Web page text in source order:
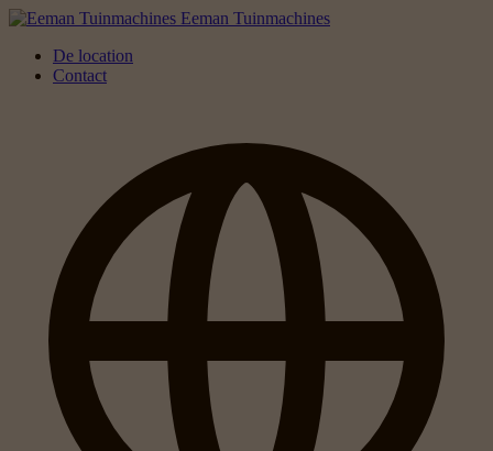
Eeman Tuinmachines
De location
Contact